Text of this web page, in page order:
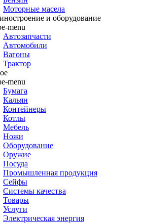
Моторные масела
и оборудование
Автозапчасти
Автомобили
Вагоны
Трактор
Бумага
Кальян
Контейнеры
Котлы
Мебель
Ножи
Оборудование
Оружие
Посуда
Промышленная продукция
Сейфы
Системы качества
Товары
Услуги
Электрическая энергия